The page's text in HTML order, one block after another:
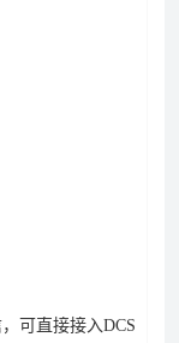
可直接接入DCS